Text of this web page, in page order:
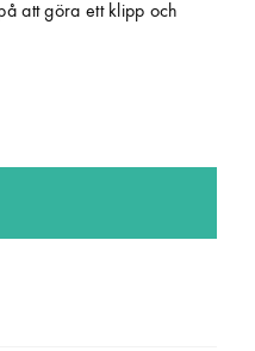
att göra ett klipp och